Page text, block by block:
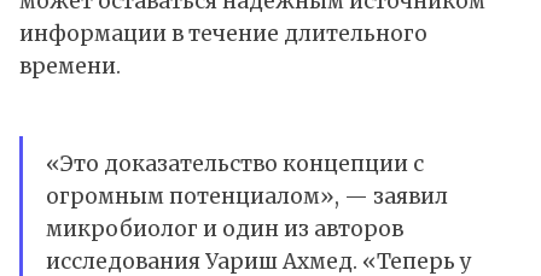
информации в течение длительного
времени.
«Это доказательство концепции с
огромным потенциалом», — заявил
микробиолог и один из авторов
исследования Уариш Ахмед. «Теперь у